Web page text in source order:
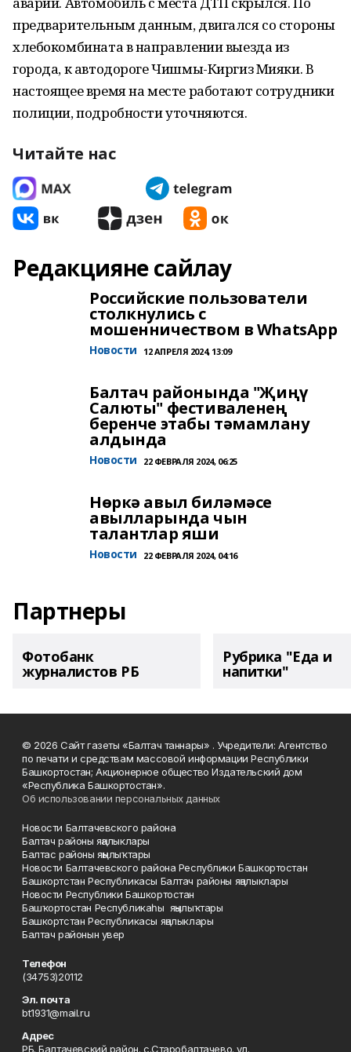
предварительным данным, двигался со стороны
хлебокомбината в направлении выезда из
города, к автодороге Чишмы-Киргиз Мияки. В
настоящее время на месте работают сотрудники
полиции, подробности уточняются.
Читайте нас
Редакцияне сайлау
Российские пользователи
столкнулись с
мошенничеством в WhatsApp
Новости 12 АПРЕЛЯ 2024, 13:09
Балтач районында "Җиңү
Салюты" фестиваленең
беренче этабы тәмамлану
алдында
Новости 22 ФЕВРАЛЯ 2024, 06:25
Нөркә авыл биләмәсе
авылларында чын
талантлар яши
Новости 22 ФЕВРАЛЯ 2024, 04:16
Партнеры
Фотобанк
журналистов РБ
Рубрика "Еда и
напитки"
© 2026 Сайт газеты «Балтач таннары» . Учредители: Агентство
по печати и средствам массовой информации Республики
Башкортостан; Акционерное общество Издательский дом
«Республика Башкортостан».
Об использовании персональных данных
Новости Балтачевского района
Балтач районы яңалыклары
Балтас районы яңылыҡтары
Новости Балтачевского района Республики Башкортостан
Башкортстан Республикасы Балтач районы яңалыклары
Новости Республики Башкортостан
Башҡортостан Республикаһы яңылыҡтары
Башкортстан Республикасы яңалыклары
Балтач районын увер
Телефон
(34753)20112
Эл. почта
bt1931@mail.ru
Адрес
РБ. Балтачевский район. с.Старобалтачево. ул.